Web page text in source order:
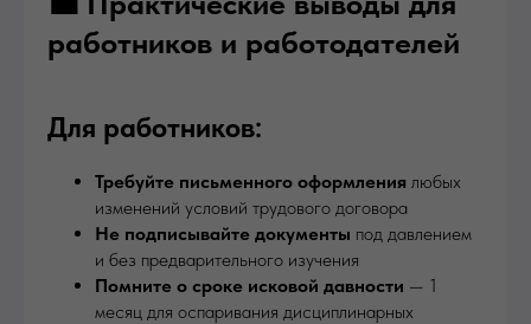
работников и работодателей
Для работников:
Требуйте письменного оформления любых
изменений условий трудового договора
Не подписывайте документы под давлением
и без предварительного изучения
Помните о сроке исковой давности — 1
месяц для оспаривания дисциплинарных